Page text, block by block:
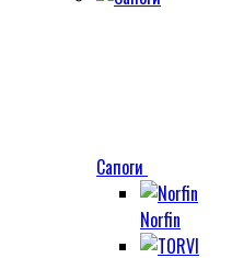
Сапоги
Norfin